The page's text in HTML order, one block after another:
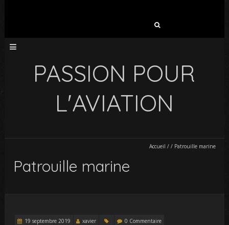
PASSION POUR
L'AVIATION
Accueil / / Patrouille marine
Patrouille marine
19 septembre 2019 xavier 0 Commentaire